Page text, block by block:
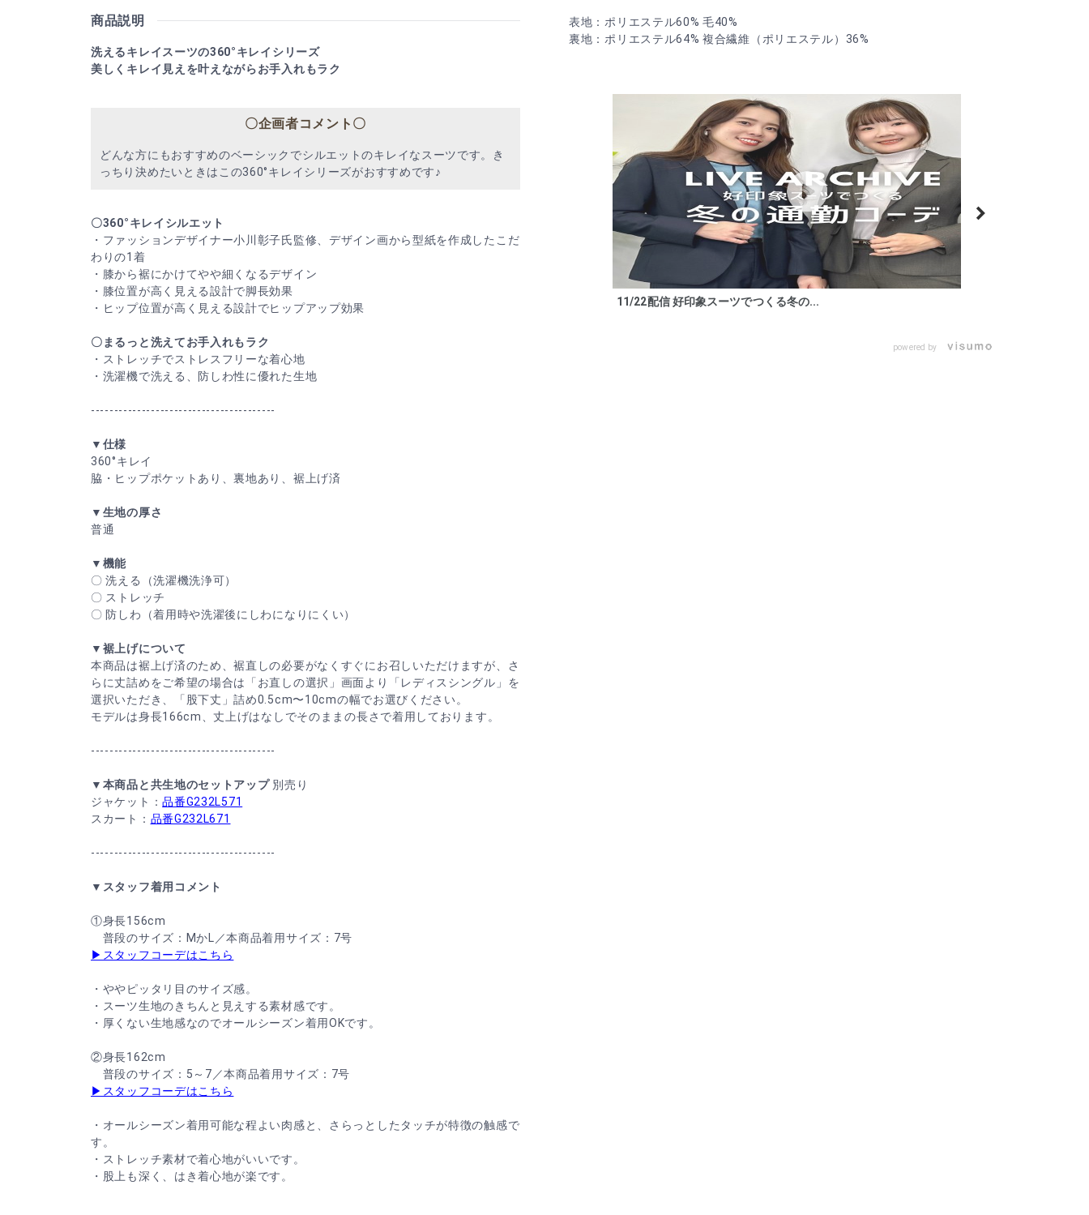
商品説明
洗えるキレイスーツの360°キレイシリーズ
美しくキレイ見えを叶えながらお手入れもラク
〇企画者コメント〇
どんな方にもおすすめのベーシックでシルエットのキレイなスーツです。き
っちり決めたいときはこの360°キレイシリーズがおすすめです♪
〇360°キレイシルエット
・ファッションデザイナー小川彰子氏監修、デザイン画から型紙を作成したこだ
わりの1着
・膝から裾にかけてやや細くなるデザイン
・膝位置が高く見える設計で脚長効果
・ヒップ位置が高く見える設計でヒップアップ効果
〇まるっと洗えてお手入れもラク
・ストレッチでストレスフリーな着心地
・洗濯機で洗える、防しわ性に優れた生地
----------------------------------------
▼仕様
360°キレイ
脇・ヒップポケットあり、裏地あり、裾上げ済
▼生地の厚さ
普通
▼機能
〇 洗える（洗濯機洗浄可）
〇 ストレッチ
〇 防しわ（着用時や洗濯後にしわになりにくい）
▼裾上げについて
本商品は裾上げ済のため、裾直しの必要がなくすぐにお召しいただけますが、さ
らに丈詰めをご希望の場合は「お直しの選択」画面より「レディスシングル」を
選択いただき、「股下丈」詰め0.5cm〜10cmの幅でお選びください。
モデルは身長166cm、丈上げはなしでそのままの長さで着用しております。
----------------------------------------
▼本商品と共生地のセットアップ別売り
ジャケット：品番G232L571
スカート： 品番G232L671
----------------------------------------
▼スタッフ着用コメント
①身長156cm
普段のサイズ：MかL／本商品着用サイズ：7号
▶スタッフコーデはこちら
・ややピッタリ目のサイズ感。
・スーツ生地のきちんと見えする素材感です。
・厚くない生地感なのでオールシーズン着用OKです。
②身長162cm
普段のサイズ：5～7／本商品着用サイズ：7号
▶スタッフコーデはこちら
・オールシーズン着用可能な程よい肉感と、さらっとしたタッチが特徴の触感で
す。
・ストレッチ素材で着心地がいいです。
・股上も深く、はき着心地が楽です。
表地：ポリエステル60% 毛40%
裏地：ポリエステル64% 複合繊維（ポリエステル）36%
11/22配信 好印象スーツでつくる冬の...
powered by